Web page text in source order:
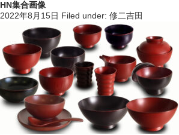
HN集合画像
2022年8月15日 Filed under: 修二吉田